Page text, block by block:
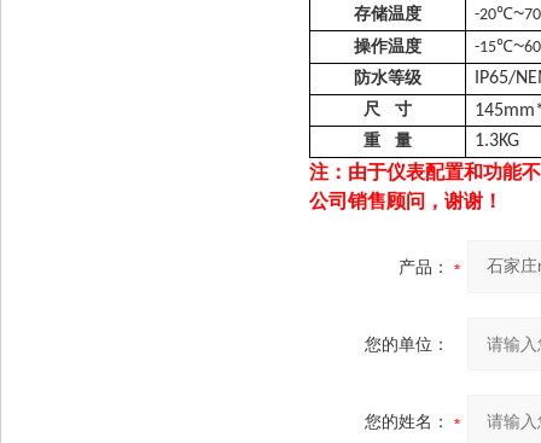
存储温度 -20℃~
操作温度
-15℃~
防水等级
IP65/
尺 寸
重 量 1.3KG
注：由于仪表配置和功能
公司销售顾问，谢谢！
产品：
您的单位：
您的姓名：